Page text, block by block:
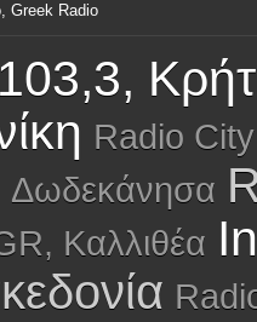
Greek Radio
Radio
Δωδεκάνησα
Καλλιθέα